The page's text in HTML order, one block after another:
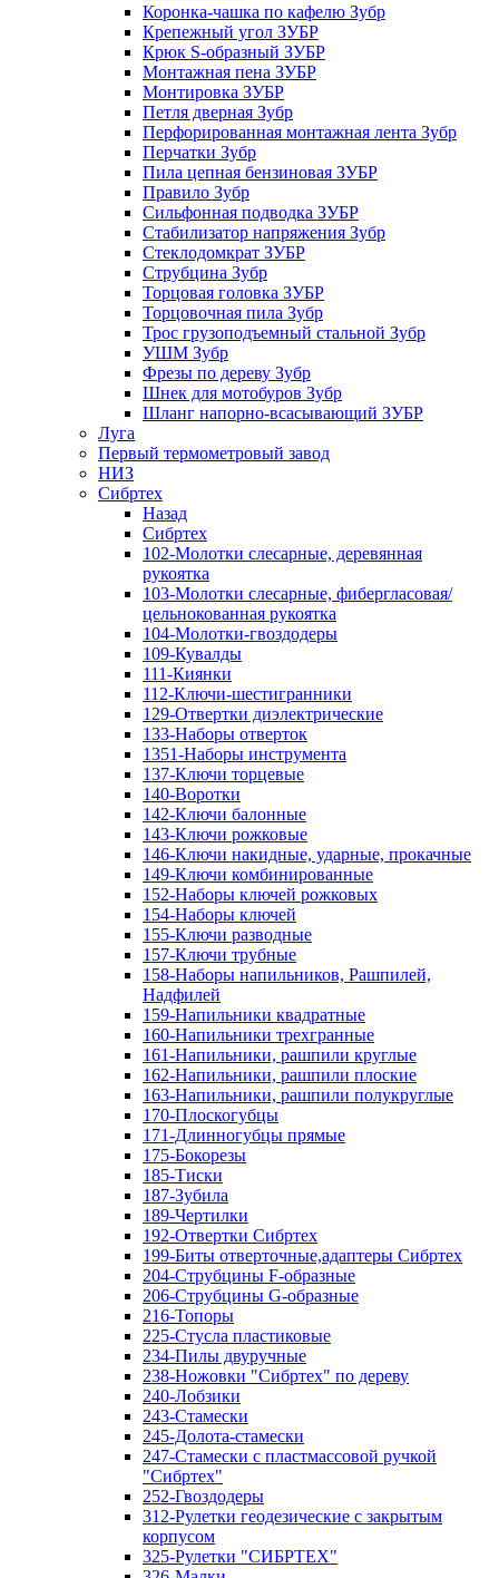
Коронка-чашка по кафелю Зубр
Крепежный угол ЗУБР
Крюк S-образный ЗУБР
Монтажная пена ЗУБР
Монтировка ЗУБР
Петля дверная Зубр
Перфорированная монтажная лента Зубр
Перчатки Зубр
Пила цепная бензиновая ЗУБР
Правило Зубр
Сильфонная подводка ЗУБР
Стабилизатор напряжения Зубр
Стеклодомкрат ЗУБР
Струбцина Зубр
Торцовая головка ЗУБР
Торцовочная пила Зубр
Трос грузоподъемный стальной Зубр
УШМ Зубр
Фрезы по дереву Зубр
Шнек для мотобуров Зубр
Шланг напорно-всасывающий ЗУБР
Луга
Первый термометровый завод
НИЗ
Сибртех
Назад
Сибртех
102-Молотки слесарные, деревянная
рукоятка
103-Молотки слесарные, фибергласовая/
цельнокованная рукоятка
104-Молотки-гвоздодеры
109-Кувалды
111-Киянки
112-Ключи-шестигранники
129-Отвертки диэлектрические
133-Наборы отверток
1351-Наборы инструмента
137-Ключи торцевые
140-Воротки
142-Ключи балонные
143-Ключи рожковые
146-Ключи накидные, ударные, прокачные
149-Ключи комбинированные
152-Наборы ключей рожковых
154-Наборы ключей
155-Ключи разводные
157-Ключи трубные
158-Наборы напильников, Рашпилей,
Надфилей
159-Напильники квадратные
160-Напильники трехгранные
161-Напильники, рашпили круглые
162-Напильники, рашпили плоские
163-Напильники, рашпили полукруглые
170-Плоскогубцы
171-Длинногубцы прямые
175-Бокорезы
185-Тиски
187-Зубила
189-Чертилки
192-Отвертки Сибртех
199-Биты отверточные,адаптеры Сибртех
204-Струбцины F-образные
206-Струбцины G-образные
216-Топоры
225-Стусла пластиковые
234-Пилы двуручные
238-Ножовки "Сибртех" по дереву
240-Лобзики
243-Стамески
245-Долота-стамески
247-Стамески с пластмассовой ручкой
"Сибртех"
252-Гвоздодеры
312-Рулетки геодезические с закрытым
корпусом
325-Рулетки "СИБРТЕХ"